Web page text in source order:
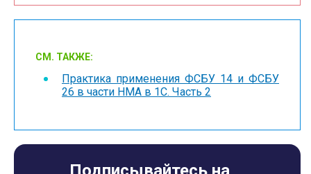
СМ. ТАКЖЕ:
Практика применения ФСБУ 14 и ФСБУ
26 в части НМА в 1С. Часть 2